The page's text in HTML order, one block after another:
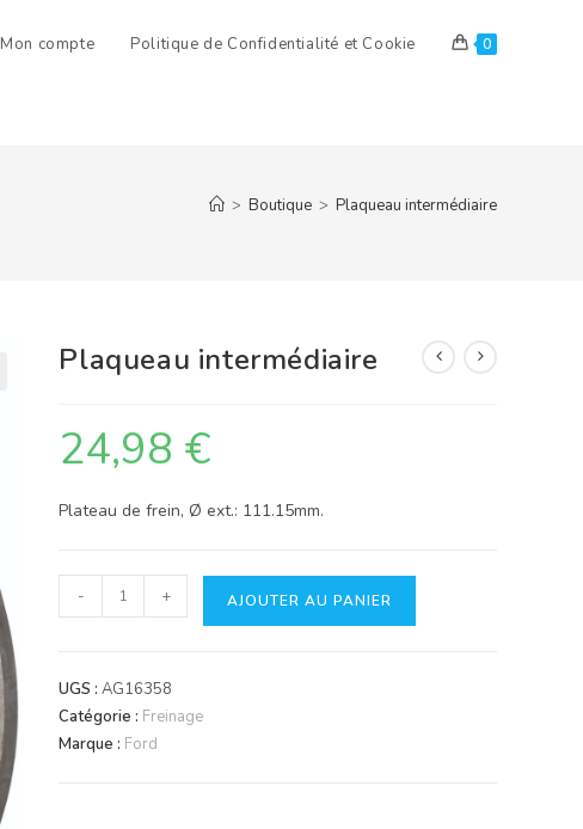
Mon compte Politique de Confidentialité et Cookie 0
> Boutique > Plaqueau intermédiaire
Plaqueau intermédiaire
24,98 €
Plateau de frein, Ø ext.: 111.15mm.
quantité
de
intermédiaire
- + AJOUTER AU PANIER
UGS :AG16358
Catégorie : Freinage
Marque : Ford